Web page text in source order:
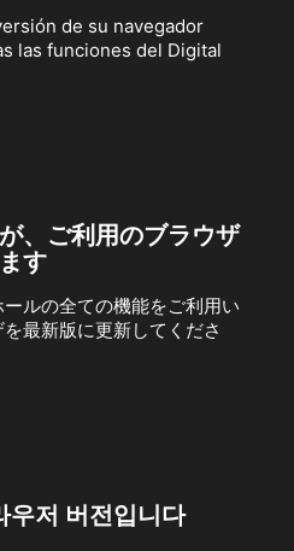
de su navegador
las funciones del Digital
、ご利用のブラウザ
す
ルの全ての機能をご利用い
最新版に更新してくださ
우저 버전입니다